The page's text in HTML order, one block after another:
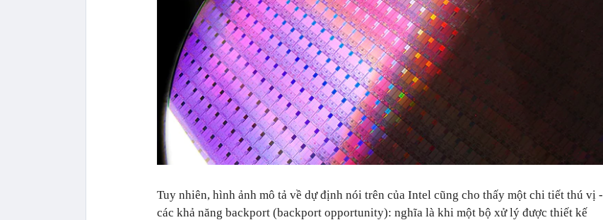
Tuy nhiên, hình ảnh mô tả về dự định nói trên của Intel cũng cho thấy một chi tiết thú vị -
các khả năng backport (backport opportunity): nghĩa là khi một bộ xử lý được thiết kế